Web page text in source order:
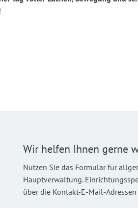
Wir helfen Ihnen gerne
Nutzen Sie das Formular für
Hauptverwaltung.
über die Kontakt-E-Mail-